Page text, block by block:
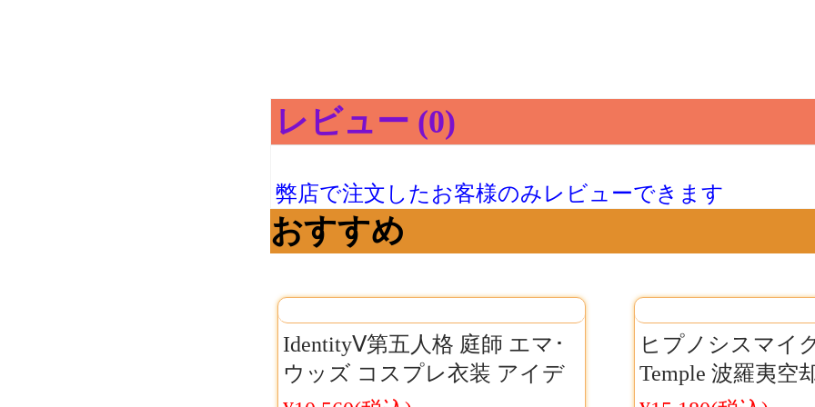
レビュー (0)
弊店で注文したお客様のみレビューできます
おすすめ
IdentityⅤ第五人格 庭師 エマ･
ウッズ コスプレ衣装 アイデ
ンティティV 庭師 コス服
ヒプノシスマイ
Temple 波羅夷空
装 ヒプマイ ナゴ